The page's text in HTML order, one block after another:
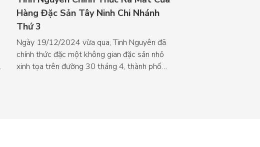
Hàng Đặc Sản Tây Ninh Chi Nhánh
Thứ 3
Ngày 19/12/2024 vừa qua, Tinh Nguyên đã
chính thức đặc một không gian đặc sản nhỏ
xinh tọa trên đường 30 tháng 4, thành phố